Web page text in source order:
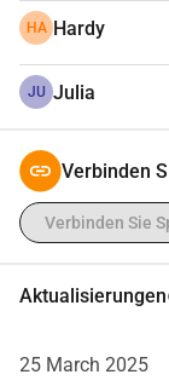
HA Hardy
JU Julia
Verbinden
Verbinden Sie
Aktualisierungen
25 March 2025